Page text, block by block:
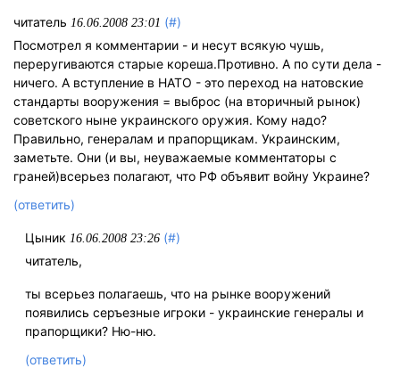
читатель 16.06.2008 23:01 (#)
Посмотрел я комментарии - и несут всякую чушь,
переругиваются старые кореша.Противно. А по сути дела -
ничего. А вступление в НАТО - это переход на натовские
стандарты вооружения = выброс (на вторичный рынок)
советского ныне украинского оружия. Кому надо?
Правильно, генералам и прапорщикам. Украинским,
заметьте. Они (и вы, неуважаемые комментаторы с
граней)всерьез полагают, что РФ объявит войну Украине?
(ответить)
Цыник 16.06.2008 23:26 (#)
читатель,
ты всерьез полагаешь, что на рынке вооружений
появились серъезные игроки - украинские генералы и
прапорщики? Ню-ню.
(ответить)